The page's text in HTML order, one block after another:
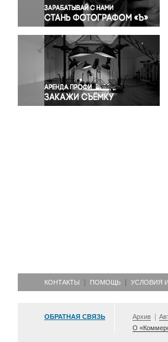
Происшествия и конфликты
Религия
Светская жизнь
Спорт
Экология
Экономика и бизнес
КОНТАКТЫ ПОМОЩЬ УСЛОВИЯ
ОБРАТНАЯ СВЯЗЬ Архив
О